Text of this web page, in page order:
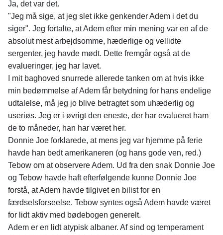
Ja, det var det.
"Jeg må sige, at jeg slet ikke genkender Adem i det du
siger". Jeg fortalte, at Adem efter min mening var en af de
absolut mest arbejdsomme, hæderlige og vellidte
sergenter, jeg havde mødt. Dette fremgår også at de
evalueringer, jeg har lavet.
I mit baghoved snurrede allerede tanken om at hvis ikke
min bedømmelse af Adem får betydning for hans endelige
udtalelse, må jeg jo blive betragtet som uhæderlig og
useriøs. Jeg er i øvrigt den eneste, der har evalueret ham
de to måneder, han har været her.
Donnie Joe forklarede, at mens jeg var hjemme på ferie
havde han bedt amerikaneren (og hans gode ven, red.)
Tebow om at observere Adem. Ud fra den snak Donnie Joe
og Tebow havde haft efterfølgende kunne Donnie Joe
forstå, at Adem havde tilgivet en bilist for en
færdselsforseelse. Tebow syntes også Adem havde været
for lidt aktiv med bødebogen generelt.
Adem er en lidt atypisk albaner. Af sind og temperament